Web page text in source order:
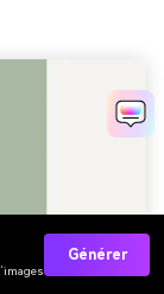
Générer